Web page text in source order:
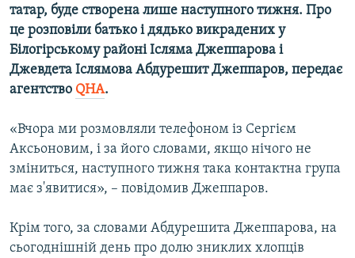
Усі сайти RFE/RL
татар, буде створена лише наступного тижня. Про
це розповіли батько і дядько викрадених у
Білогірському районі Ісляма Джеппарова і
Джевдета Іслямова Абдурешит Джеппаров, передає
агентство QHA.
«Вчора ми розмовляли телефоном із Сергієм
Аксьоновим, і за його словами, якщо нічого не
зміниться, наступного тижня така контактна група
має з'явитися», – повідомив Джеппаров.
Крім того, за словами Абдурешита Джеппарова, на
сьогоднішній день про долю зниклих хлопців